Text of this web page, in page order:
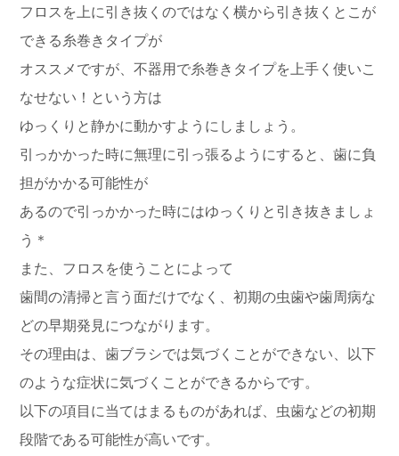
フロスを上に引き抜くのではなく横から引き抜くとこが
できる糸巻きタイプが
オススメですが、不器用で糸巻きタイプを上手く使いこ
なせない！という方は
ゆっくりと静かに動かすようにしましょう。
引っかかった時に無理に引っ張るようにすると、歯に負
担がかかる可能性が
あるので引っかかった時にはゆっくりと引き抜きましょ
う＊
また、フロスを使うことによって
歯間の清掃と言う面だけでなく、初期の虫歯や歯周病な
どの早期発見につながります。
その理由は、歯ブラシでは気づくことができない、以下
のような症状に気づくことができるからです。
以下の項目に当てはまるものがあれば、虫歯などの初期
段階である可能性が高いです。